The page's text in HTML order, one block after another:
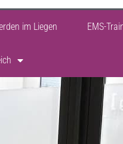
im Liegen EMS-